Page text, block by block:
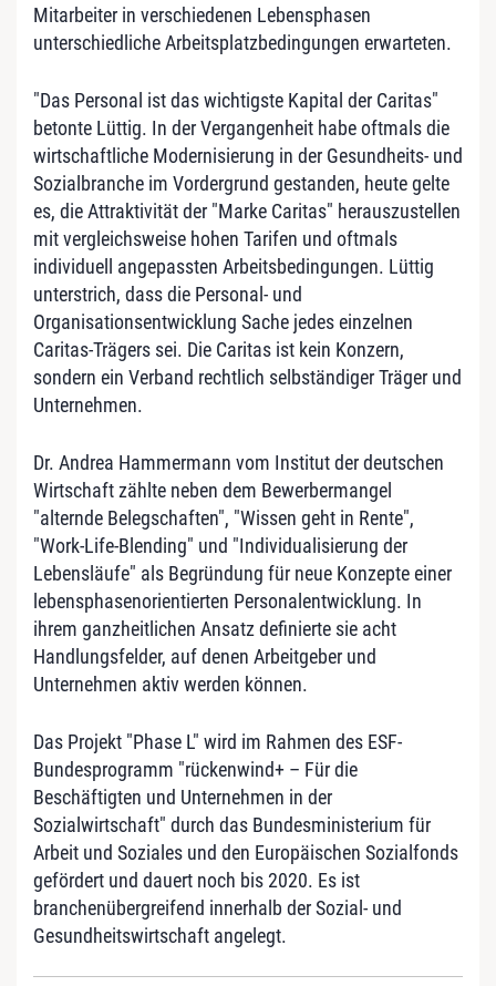
Mitarbeiter in verschiedenen Lebensphasen
unterschiedliche Arbeitsplatzbedingungen erwarteten.
"Das Personal ist das wichtigste Kapital der Caritas"
betonte Lüttig. In der Vergangenheit habe oftmals die
wirtschaftliche Modernisierung in der Gesundheits- und
Sozialbranche im Vordergrund gestanden, heute gelte
es, die Attraktivität der "Marke Caritas" herauszustellen
mit vergleichsweise hohen Tarifen und oftmals
individuell angepassten Arbeitsbedingungen. Lüttig
unterstrich, dass die Personal- und
Organisationsentwicklung Sache jedes einzelnen
Caritas-Trägers sei. Die Caritas ist kein Konzern,
sondern ein Verband rechtlich selbständiger Träger und
Unternehmen.
Dr. Andrea Hammermann vom Institut der deutschen
Wirtschaft zählte neben dem Bewerbermangel
"alternde Belegschaften", "Wissen geht in Rente",
"Work-Life-Blending" und "Individualisierung der
Lebensläufe" als Begründung für neue Konzepte einer
lebensphasenorientierten Personalentwicklung. In
ihrem ganzheitlichen Ansatz definierte sie acht
Handlungsfelder, auf denen Arbeitgeber und
Unternehmen aktiv werden können.
Das Projekt "Phase L" wird im Rahmen des ESF-
Bundesprogramm "rückenwind+ – Für die
Beschäftigten und Unternehmen in der
Sozialwirtschaft" durch das Bundesministerium für
Arbeit und Soziales und den Europäischen Sozialfonds
gefördert und dauert noch bis 2020. Es ist
branchenübergreifend innerhalb der Sozial- und
Gesundheitswirtschaft angelegt.